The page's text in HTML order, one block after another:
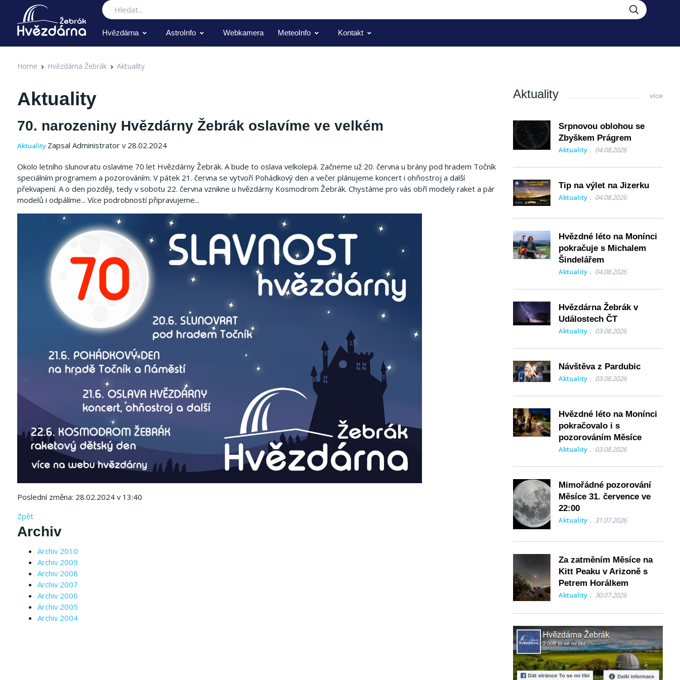
Hledat
Hvězdárna AstroInfo Webkamera MeteoInfo Kontakt
Home Hvězdárna Žebrák Aktuality
Aktuality
70. narozeniny Hvězdárny Žebrák oslavíme ve velkém
Aktuality Zapsal Administrator v 28.02.2024
Okolo letního slunovratu oslavíme 70 let Hvězdárny Žebrák. A bude to oslava velkolepá. Začneme už 20. června u brány pod hradem Točník
speciálním programem a pozorováním. V pátek 21. června se vytvoří Pohádkový den a večer plánujeme koncert i ohňostroj a další
překvapení. A o den později, tedy v sobotu 22. června vznikne u hvězdárny Kosmodrom Žebrák. Chystáme pro vás obří modely raket a pár
modelů i odpálíme... Více podrobností připravujeme...
Poslední změna: 28.02.2024 v 13:40
Zpět
Archiv
Archiv 2010
Archiv 2009
Archiv 2008
Archiv 2007
Archiv 2006
Archiv 2005
Archiv 2004
Aktuality více
Srpnovou oblohou se
Zbyškem Prágrem
Aktuality 04.08.2026
Tip na výlet na Jizerku
Aktuality 04.08.2026
Hvězdné léto na Monínci
pokračuje s Michalem
Šindelářem
Aktuality 04.08.2026
Hvězdárna Žebrák v
Událostech ČT
Aktuality 03.08.2026
Návštěva z Pardubic
Aktuality 03.08.2026
Hvězdné léto na Monínci
pokračovalo i s
pozorováním Měsíce
Aktuality 03.08.2026
Mimořádné pozorování
Měsíce 31. července ve
22:00
Aktuality 31.07.2026
Za zatměním Měsíce na
Kitt Peaku v Arizoně s
Petrem Horálkem
Aktuality 30.07.2026